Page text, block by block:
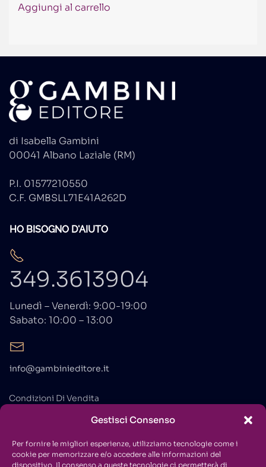
Gestisci Consenso
Per fornire le migliori esperienze, utilizziamo tecnologie come i
cookie per memorizzare e/o accedere alle informazioni del
dispositivo. Il consenso a queste tecnologie ci permetterà di
Aggiungi al carrello
di Isabella Gambini
00041 Albano Laziale (RM)
P.I. 01577210550
C.F. GMBSLL71E41A262D
HO BISOGNO D'AIUTO
349.3613904
Lunedì – Venerdì: 9:00-19:00
Sabato: 10:00 – 13:00
info@gambinieditore.it
Condizioni Di Vendita
Cookie Policy
Contatti